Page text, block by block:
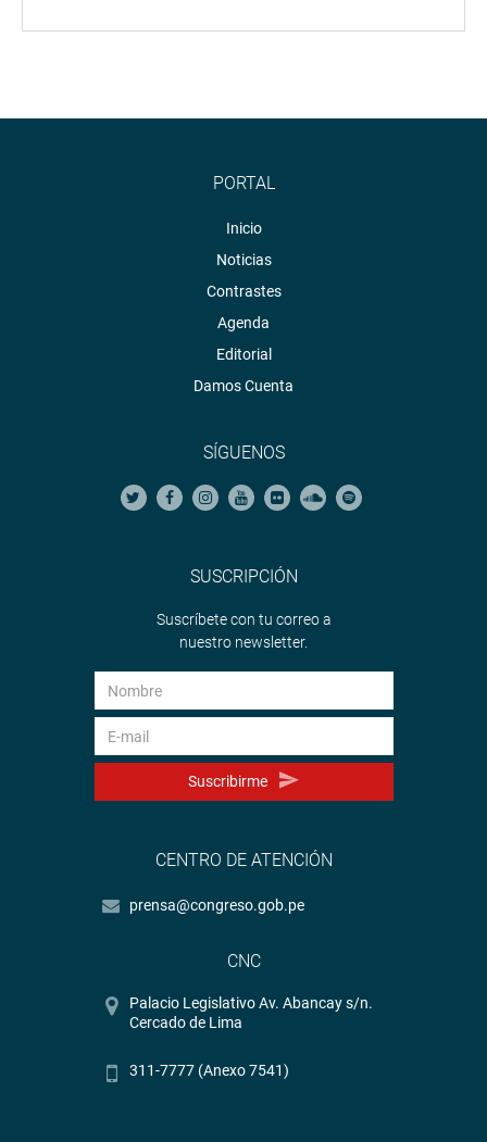
PORTAL
Inicio
Noticias
Contrastes
Agenda
Editorial
Damos Cuenta
SÍGUENOS
SUSCRIPCIÓN
Suscríbete con tu correo a
nuestro newsletter.
Suscribirme
CENTRO DE ATENCIÓN
prensa@congreso.gob.pe
CNC
Palacio Legislativo Av. Abancay s/n.
Cercado de Lima
311-7777 (Anexo 7541)